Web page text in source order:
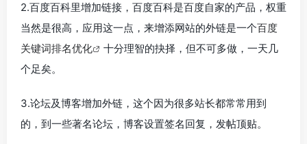
2.百度百科里增加链接，百度百科是百度自家的产品，权重
当然是很高，应用这一点，来增添网站的外链是一个百度
关键词排名优化
十分理智的抉择，但不可多做，一天几
个足矣。
3.论坛及博客增加外链，这个因为很多站长都常常用到
的，到一些著名论坛，博客设置签名回复，发帖顶贴。